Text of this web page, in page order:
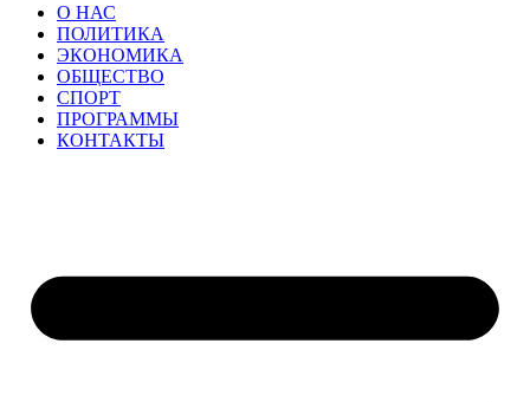
О НАС
ПОЛИТИКА
ЭКОНОМИКА
ОБЩЕСТВО
СПОРТ
ПРОГРАММЫ
КОНТАКТЫ